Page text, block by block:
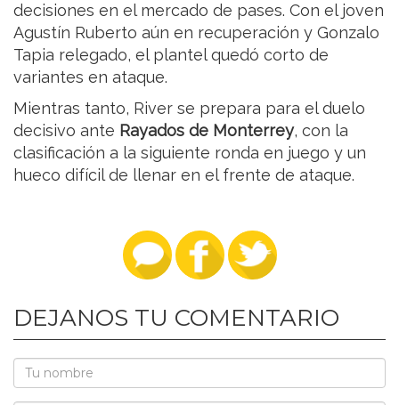
decisiones en el mercado de pases. Con el joven
Agustín Ruberto aún en recuperación y Gonzalo
Tapia relegado, el plantel quedó corto de
variantes en ataque.
Mientras tanto, River se prepara para el duelo
decisivo ante Rayados de Monterrey, con la
clasificación a la siguiente ronda en juego y un
hueco difícil de llenar en el frente de ataque.
DEJANOS TU COMENTARIO